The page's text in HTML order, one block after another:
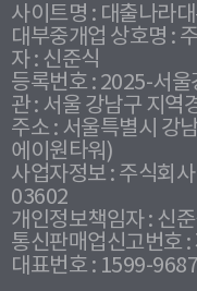
사이트명 : 대출나라
대부중개업 상호명 :
자 : 신준식
등록번호 : 2025-서
관 : 서울 강남구 지
주소 : 서울특별시 강
에이원타워)
사업자정보 : 주식회
03602
개인정보책임자 : 신
통신판매업신고번호
대표번호 : 1599-9687